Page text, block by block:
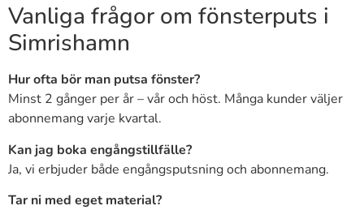
Vanliga frågor om fönsterputs i
Simrishamn
Hur ofta bör man putsa fönster?
Minst 2 gånger per år – vår och höst. Många kunder väljer
abonnemang varje kvartal.
Kan jag boka engångstillfälle?
Ja, vi erbjuder både engångsputsning och abonnemang.
Tar ni med eget material?